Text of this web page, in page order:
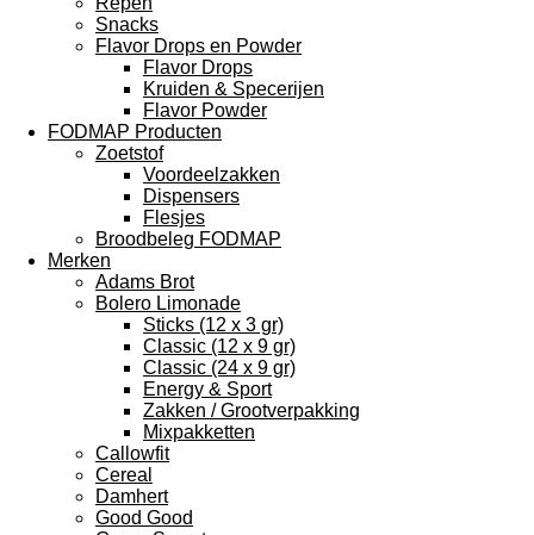
Snacks
Flavor Drops en Powder
Flavor Drops
Kruiden & Specerijen
Flavor Powder
FODMAP Producten
Zoetstof
Voordeelzakken
Dispensers
Flesjes
Broodbeleg FODMAP
Merken
Adams Brot
Bolero Limonade
Sticks (12 x 3 gr)
Classic (12 x 9 gr)
Classic (24 x 9 gr)
Energy & Sport
Zakken / Grootverpakking
Mixpakketten
Callowfit
Cereal
Damhert
Good Good